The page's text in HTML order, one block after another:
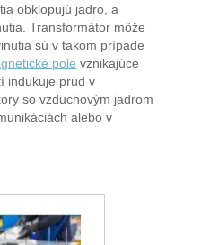
obklopujú jadro, a
Transformátor môže
sú v takom prípade
pole vznikajúce
indukuje prúd v
so vzduchovým jadrom
alebo v